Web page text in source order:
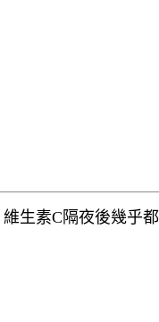
生素C隔夜後幾乎都